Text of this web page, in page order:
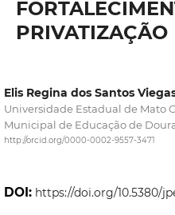
PRIVATIZAÇÃO
Elis Regina dos Santos
Universidade Estadual de Mato
Municipal de Educação de
http://orcid.org/0000-0002-9557-3471
DOI: https://doi.org/10.5380/